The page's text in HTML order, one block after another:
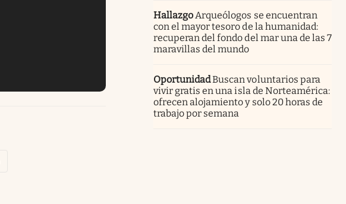
HallazgoArqueólogos se encuentran
con el mayor tesoro de la humanidad:
recuperan del fondo del mar una de las 7
maravillas del mundo
OportunidadBuscan voluntarios para
vivir gratis en una isla de Norteamérica:
ofrecen alojamiento y solo 20 horas de
trabajo por semana